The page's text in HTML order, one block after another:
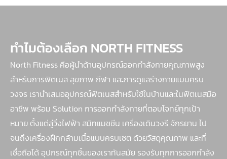
ทำไมต้องเลือก NORTH FITNESS
North Fitness คือผู้นำด้านอุปกรณ์ออกกำลังกายคุณภาพสูง
สำหรับการฟิตเนส สุขภาพ กีฬา และการดูแลร่างกายแบบครบ
วงจร เรานำเสนออุปกรณ์ฟิตเนสสำหรับใช้ในบ้านและในฟิตเนสมือ
อาชีพ พร้อม Solution การออกกำลังกายที่ตอบโจทย์ทุกเป้า
หมาย ตั้งแต่ลู่วิ่งไฟฟ้า สมิทแมชชีน เครื่องเดินวงรี จักรยาน ไป
จนถึงเครื่องฝึกกล้ามเนื้อแบบครบเซต ด้วยวัสดุคุณภาพ และที่
เชื่อถือได้ อุปกรณ์ทุกชิ้นของเราทันสมัย รองรับทุกการออกกำลัง